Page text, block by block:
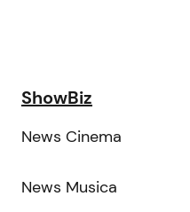
ShowBiz
News Cinema
News Musica